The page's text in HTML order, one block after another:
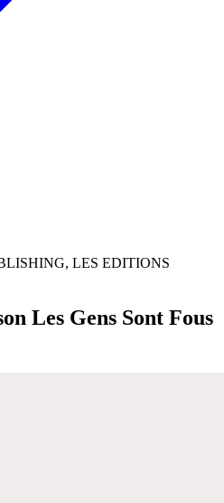
LES EDITIONS
Les Gens Sont Fous